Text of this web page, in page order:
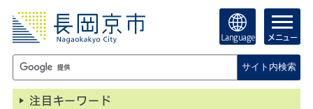
Language メニュー
サイト内検索
注目キーワード